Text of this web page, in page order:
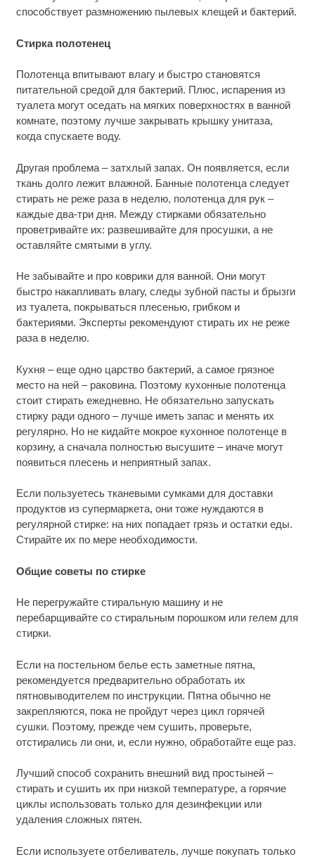
способствует размножению пылевых клещей и бактерий.
Стирка полотенец
Полотенца впитывают влагу и быстро становятся
питательной средой для бактерий. Плюс, испарения из
туалета могут оседать на мягких поверхностях в ванной
комнате, поэтому лучше закрывать крышку унитаза,
когда спускаете воду.
Другая проблема – затхлый запах. Он появляется, если
ткань долго лежит влажной. Банные полотенца следует
стирать не реже раза в неделю, полотенца для рук –
каждые два-три дня. Между стирками обязательно
проветривайте их: развешивайте для просушки, а не
оставляйте смятыми в углу.
Не забывайте и про коврики для ванной. Они могут
быстро накапливать влагу, следы зубной пасты и брызги
из туалета, покрываться плесенью, грибком и
бактериями. Эксперты рекомендуют стирать их не реже
раза в неделю.
Кухня – еще одно царство бактерий, а самое грязное
место на ней – раковина. Поэтому кухонные полотенца
стоит стирать ежедневно. Не обязательно запускать
стирку ради одного – лучше иметь запас и менять их
регулярно. Но не кидайте мокрое кухонное полотенце в
корзину, а сначала полностью высушите – иначе могут
появиться плесень и неприятный запах.
Если пользуетесь тканевыми сумками для доставки
продуктов из супермаркета, они тоже нуждаются в
регулярной стирке: на них попадает грязь и остатки еды.
Стирайте их по мере необходимости.
Общие советы по стирке
Не перегружайте стиральную машину и не
перебарщивайте со стиральным порошком или гелем для
стирки.
Если на постельном белье есть заметные пятна,
рекомендуется предварительно обработать их
пятновыводителем по инструкции. Пятна обычно не
закрепляются, пока не пройдут через цикл горячей
сушки. Поэтому, прежде чем сушить, проверьте,
отстирались ли они, и, если нужно, обработайте еще раз.
Лучший способ сохранить внешний вид простыней –
стирать и сушить их при низкой температуре, а горячие
циклы использовать только для дезинфекции или
удаления сложных пятен.
Если используете отбеливатель, лучше покупать только